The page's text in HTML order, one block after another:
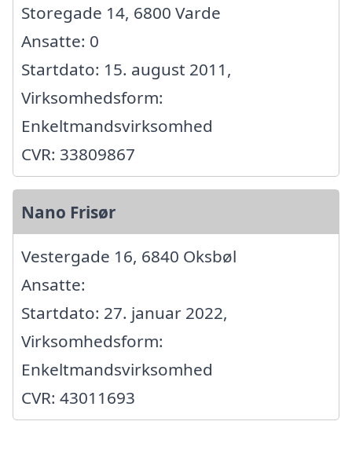
Storegade 14, 6800 Varde
Ansatte: 0
Startdato: 15. august 2011,
Virksomhedsform:
Enkeltmandsvirksomhed
CVR: 33809867
Nano Frisør
Vestergade 16, 6840 Oksbøl
Ansatte:
Startdato: 27. januar 2022,
Virksomhedsform:
Enkeltmandsvirksomhed
CVR: 43011693